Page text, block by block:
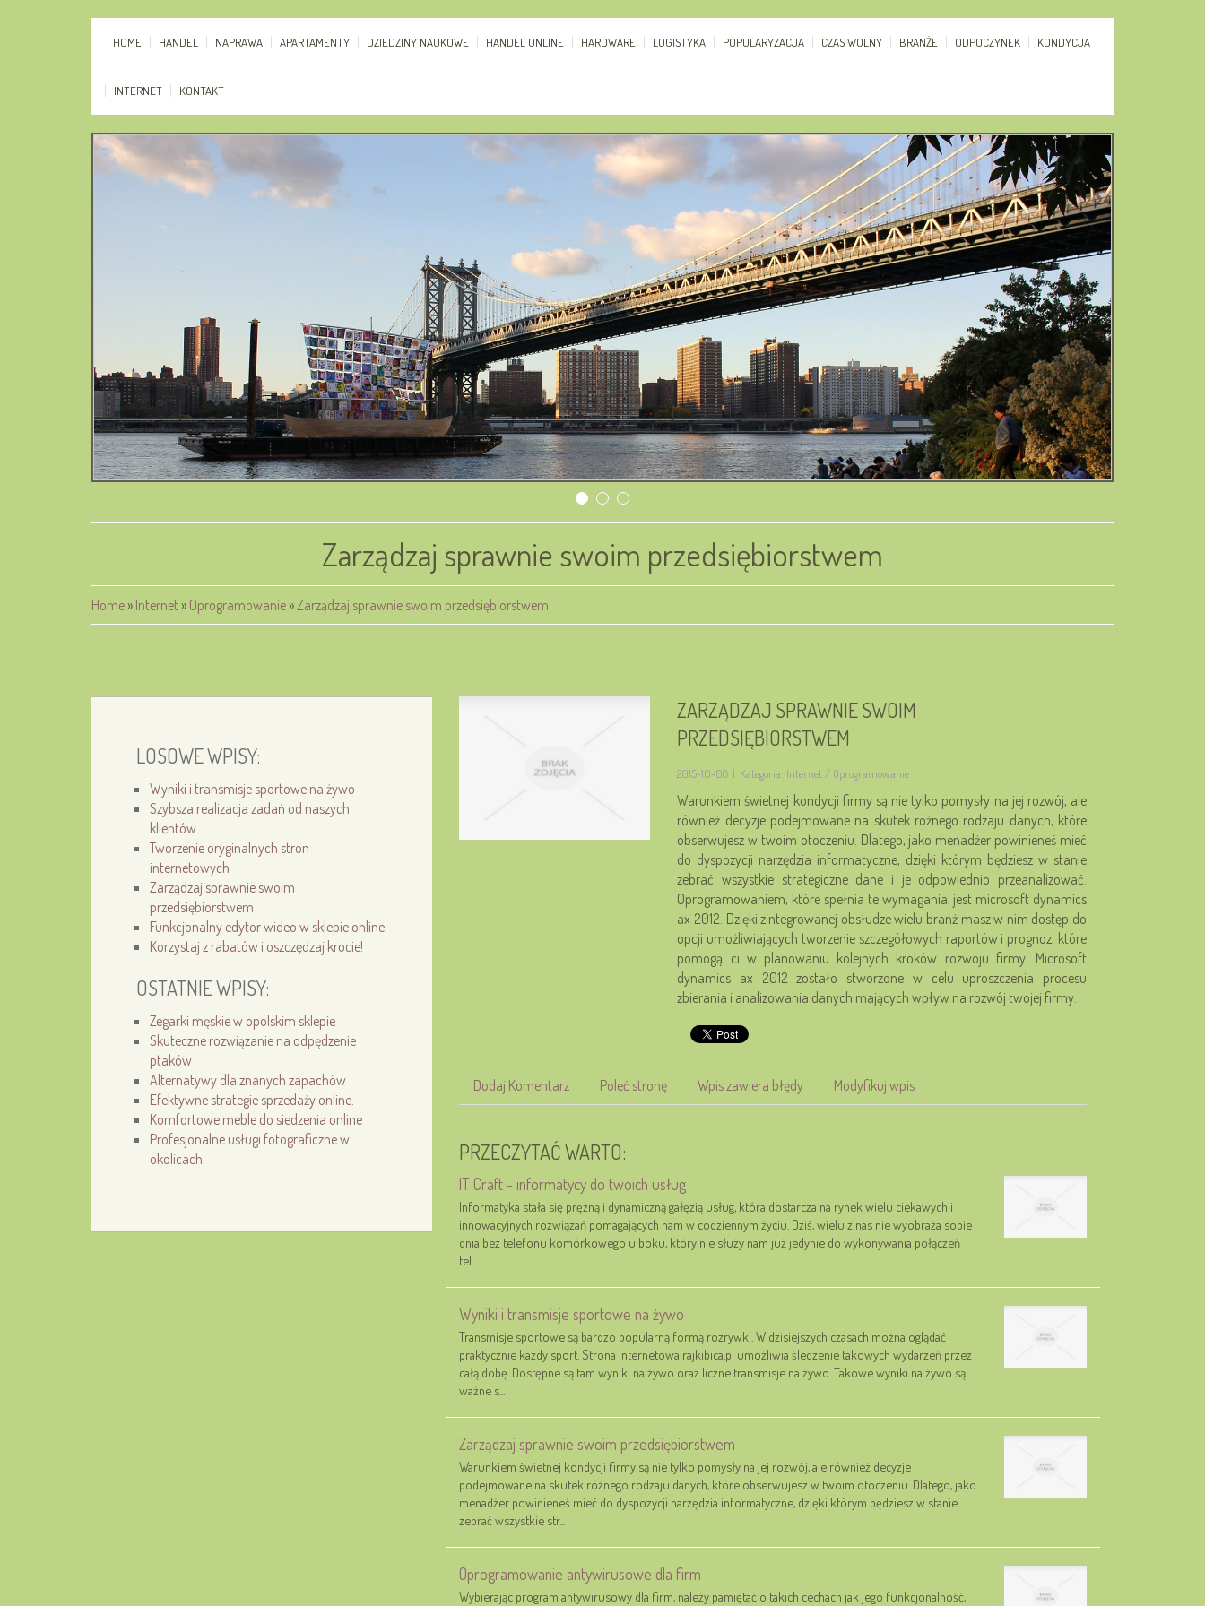
HOME HANDEL NAPRAWA APARTAMENTY DZIEDZINY NAUKOWE HANDEL ONLINE HARDWARE LOGISTYKA POPULARYZACJA CZAS WOLNY BRANŻE ODPOCZYNEK KONDYCJA
INTERNET KONTAKT
Zarządzaj sprawnie swoim przedsiębiorstwem
Home» Internet» Oprogramowanie»Zarządzaj sprawnie swoim przedsiębiorstwem
LOSOWE WPISY:
Wyniki i transmisje sportowe na żywo
Szybsza realizacja zadań od naszych
klientów
Tworzenie oryginalnych stron
internetowych
Zarządzaj sprawnie swoim
przedsiębiorstwem
Funkcjonalny edytor wideo w sklepie online
Korzystaj z rabatów i oszczędzaj krocie!
OSTATNIE WPISY:
Zegarki męskie w opolskim sklepie
Skuteczne rozwiązanie na odpędzenie
ptaków
Alternatywy dla znanych zapachów
Efektywne strategie sprzedaży online.
Komfortowe meble do siedzenia online
Profesjonalne usługi fotograficzne w
okolicach.
ZARZĄDZAJ SPRAWNIE SWOIM
PRZEDSIĘBIORSTWEM
2015-10-08 | Kategoria: Internet / Oprogramowanie
Warunkiem świetnej kondycji firmy są nie tylko pomysły na jej rozwój, ale
również decyzje podejmowane na skutek różnego rodzaju danych, które
obserwujesz w twoim otoczeniu. Dlatego, jako menadżer powinieneś mieć
do dyspozycji narzędzia informatyczne, dzięki którym będziesz w stanie
zebrać wszystkie strategiczne dane i je odpowiednio przeanalizować.
Oprogramowaniem, które spełnia te wymagania, jest microsoft dynamics
ax 2012. Dzięki zintegrowanej obsłudze wielu branż masz w nim dostęp do
opcji umożliwiających tworzenie szczegółowych raportów i prognoz, które
pomogą ci w planowaniu kolejnych kroków rozwoju firmy. Microsoft
dynamics ax 2012 zostało stworzone w celu uproszczenia procesu
zbierania i analizowania danych mających wpływ na rozwój twojej firmy.
Dodaj Komentarz Poleć stronę Wpis zawiera błędy Modyfikuj wpis
PRZECZYTAĆ WARTO:
IT Craft - informatycy do twoich usług
Informatyka stała się prężną i dynamiczną gałęzią usług, która dostarcza na rynek wielu ciekawych i
innowacyjnych rozwiązań pomagających nam w codziennym życiu. Dziś, wielu z nas nie wyobraża sobie
dnia bez telefonu komórkowego u boku, który nie służy nam już jedynie do wykonywania połączeń
tel...
Wyniki i transmisje sportowe na żywo
Transmisje sportowe są bardzo popularną formą rozrywki. W dzisiejszych czasach można oglądać
praktycznie każdy sport. Strona internetowa rajkibica.pl umożliwia śledzenie takowych wydarzeń przez
całą dobę. Dostępne są tam wyniki na żywo oraz liczne transmisje na żywo. Takowe wyniki na żywo są
ważne s...
Zarządzaj sprawnie swoim przedsiębiorstwem
Warunkiem świetnej kondycji firmy są nie tylko pomysły na jej rozwój, ale również decyzje
podejmowane na skutek różnego rodzaju danych, które obserwujesz w twoim otoczeniu. Dlatego, jako
menadżer powinieneś mieć do dyspozycji narzędzia informatyczne, dzięki którym będziesz w stanie
zebrać wszystkie str...
Oprogramowanie antywirusowe dla firm
Wybierając program antywirusowy dla firm, należy pamiętać o takich cechach jak jego funkcjonalność,